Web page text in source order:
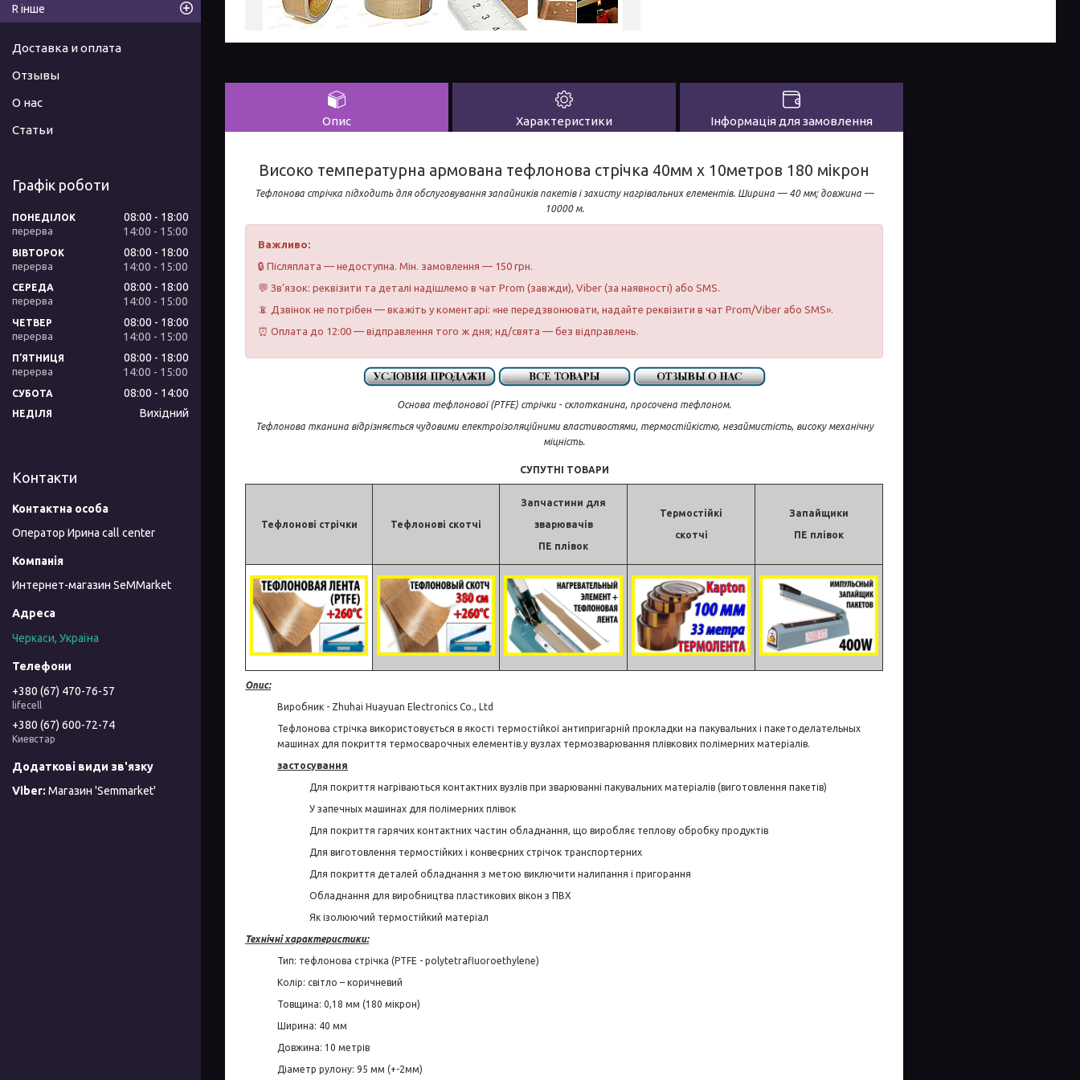
Опис Характеристики Інформація для замовлення
Високо температурна армована тефлонова стрічка 40мм х 10метров 180 мікрон
Тефлонова стрічка підходить для обслуговування запайників пакетів і захисту нагрівальних елементів. Ширина — 40 мм; довжина —
10000 м.
Важливо:
🔒 Післяплата — недоступна. Мін. замовлення — 150 грн.
💬 Зв’язок: реквізити та деталі надішлемо в чат Prom (завжди), Viber (за наявності) або SMS.
📵 Дзвінок не потрібен — вкажіть у коментарі: «не передзвонювати, надайте реквізити в чат Prom/Viber або SMS».
⏰ Оплата до 12:00 — відправлення того ж дня; нд/свята — без відправлень.
Основа тефлонової (PTFE) стрічки - склотканина, просочена тефлоном.
Тефлонова тканина відрізняється чудовими електроізоляційними властивостями, термостійкістю, незаймистість, високу механічну
міцність.
Тефлонові стрічки Тефлонові скотчі
Запчастини для
зварювачів
ПЕ плівок
Термостійкі
скотчі
Запайщики
ПЕ плівок
СУПУТНІ ТОВАРИ
Опис:
Виробник - Zhuhai Huayuan Electronics Co., Ltd
Тефлонова стрічка використовується в якості термостійкої антипригарній прокладки на пакувальних і пакетоделательных
машинах для покриття термосварочных елементів.у вузлах термозварювання плівкових полімерних матеріалів.
застосування
Для покриття нагріваються контактних вузлів при зварюванні пакувальних матеріалів (виготовлення пакетів)
У запечных машинах для полімерних плівок
Для покриття гарячих контактних частин обладнання, що виробляє теплову обробку продуктів
Для виготовлення термостійких і конвеєрних стрічок транспортерних
Для покриття деталей обладнання з метою виключити налипання і пригорання
Обладнання для виробництва пластикових вікон з ПВХ
Як ізолюючий термостійкий матеріал
Технічні характеристики:
Тип: тефлонова стрічка (PTFE - polytetrafluoroethylene)
Колір: світло – коричневий
Товщина: 0,18 мм (180 мікрон)
Ширина: 40 мм
Довжина: 10 метрів
Діаметр рулону: 95 мм (+-2мм)
R інше
Доставка и оплата
Отзывы
О нас
Статьи
Графік роботи
ПОНЕДІЛОК 08:00
18:00
14:00
15:00
ВІВТОРОК 08:00
18:00
14:00
15:00
СЕРЕДА 08:00
18:00
14:00
15:00
ЧЕТВЕР 08:00
18:00
14:00
15:00
ПʼЯТНИЦЯ 08:00
18:00
14:00
15:00
СУБОТА 08:00 14:00
НЕДІЛЯ Вихідний
Контакти
Оператор Ирина call center
Интернет-магазин SeMMarket
Черкаси, Україна
+380 (67) 470-76-57
lifecell
+380 (67) 600-72-74
Киевстар
Магазин 'Semmarket'